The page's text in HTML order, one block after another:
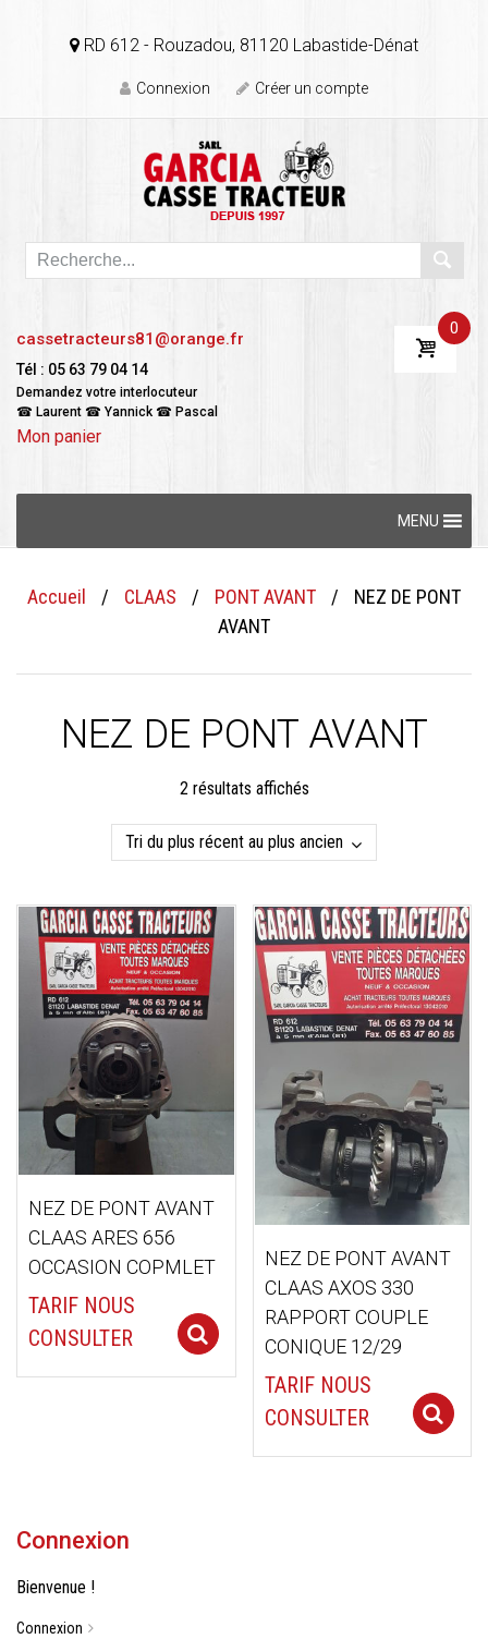
RD 612 - Rouzadou, 81120 Labastide-Dénat
Connexion Créer un compte
cassetracteurs81@orange.fr
Tél : 05 63 79 04 14
Demandez votre interlocuteur
☎ Laurent ☎ Yannick ☎ Pascal
Mon panier
0
MENU
Accueil / CLAAS / PONT AVANT /
NEZ DE PONT
AVANT
NEZ DE PONT AVANT
2 résultats affichésTrié
du
plus
au
plus
ancien
NEZ DE PONT AVANT
CLAAS ARES 656
OCCASION COPMLET
TARIF NOUS
CONSULTER
Select options
NEZ DE PONT AVANT
CLAAS AXOS 330
RAPPORT COUPLE
CONIQUE 12/29
TARIF NOUS
CONSULTER
Connexion
Bienvenue !
Connexion